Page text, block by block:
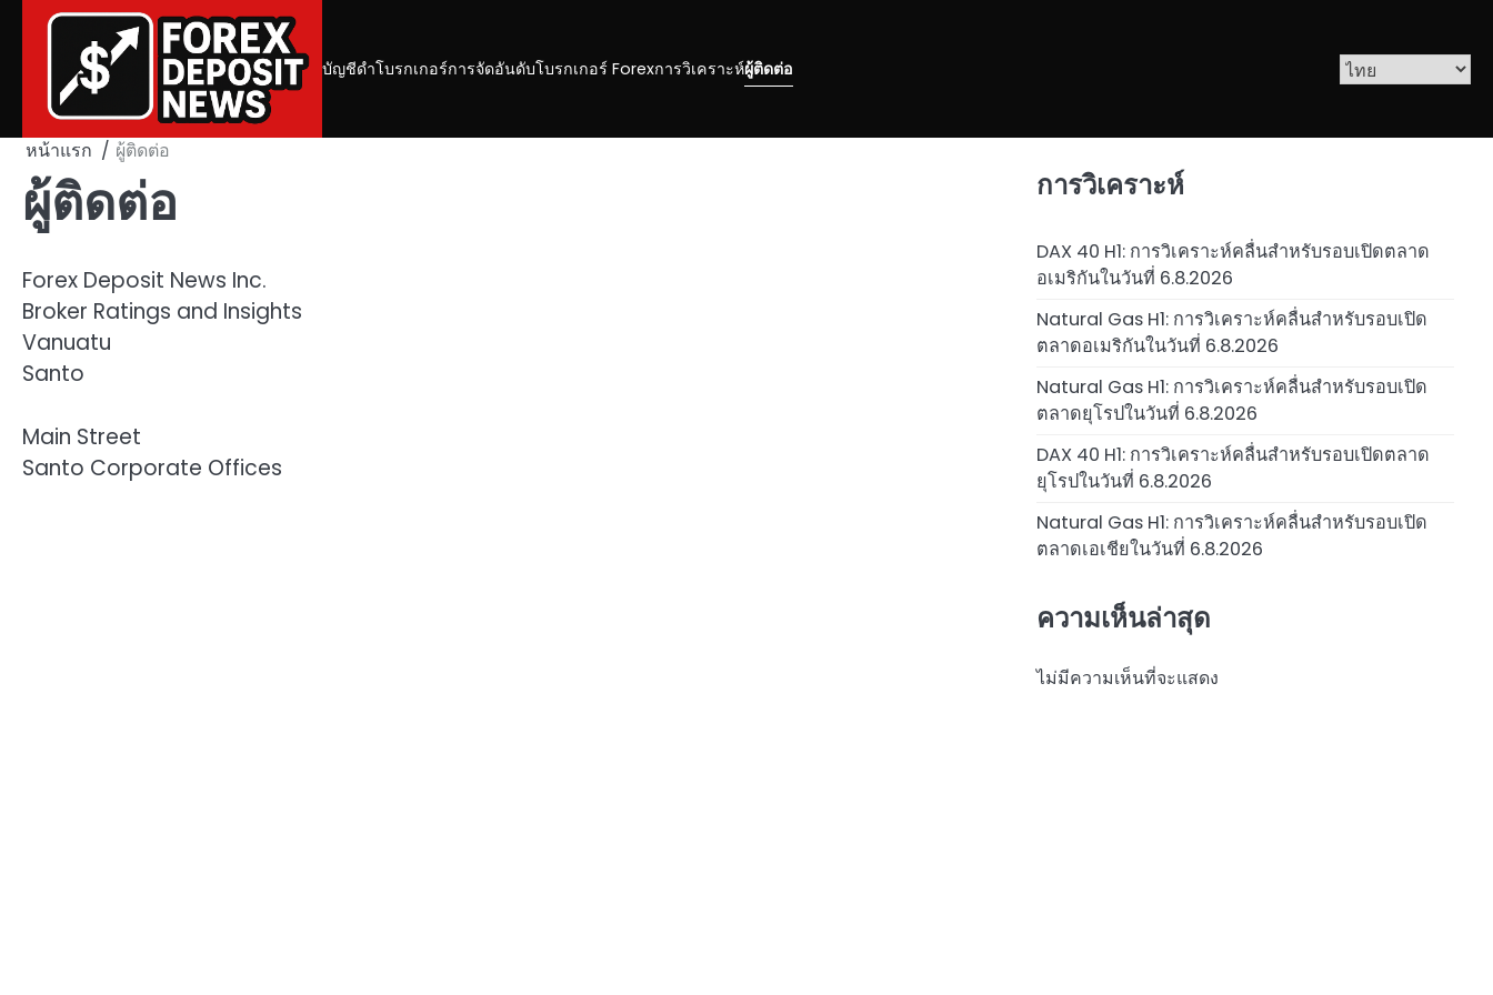
บัญชีดำโบรกเกอร์การจัดอันดับโบรกเกอร์ Forexการวิเคราะห์ผู้ติดต่อ
หน้าแรก ผู้ติดต่อ
ผู้ติดต่อ
Forex Deposit News Inc.
Broker Ratings and Insights
Vanuatu
Santo
Main Street
Santo Corporate Offices
การวิเคราะห์
DAX 40 H1: การวิเคราะห์คลื่นสำหรับรอบเปิดตลาด
อเมริกันในวันที่ 6.8.2026
Natural Gas H1: การวิเคราะห์คลื่นสำหรับรอบเปิด
ตลาดอเมริกันในวันที่ 6.8.2026
Natural Gas H1: การวิเคราะห์คลื่นสำหรับรอบเปิด
ตลาดยุโรปในวันที่ 6.8.2026
DAX 40 H1: การวิเคราะห์คลื่นสำหรับรอบเปิดตลาด
ยุโรปในวันที่ 6.8.2026
Natural Gas H1: การวิเคราะห์คลื่นสำหรับรอบเปิด
ตลาดเอเชียในวันที่ 6.8.2026
ความเห็นล่าสุด
ไม่มีความเห็นที่จะแสดง